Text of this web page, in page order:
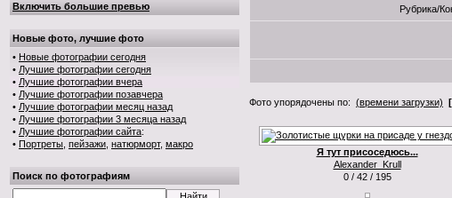
Включить большие превью
Новые фото, лучшие фото
• Новые фотографии сегодня
• Лучшие фотографии сегодня
• Лучшие фотографии вчера
• Лучшие фотографии позавчера
• Лучшие фотографии месяц назад
• Лучшие фотографии 3 месяца назад
• Лучшие фотографии сайта:
• Портреты пейзажи натюрморт, макро
Поиск по фотографиям
Рубрика/
Фото упорядочены по: (времени загрузки)
Я тут присоседюсь...
Alexander_Krull
0 / 42 / 195